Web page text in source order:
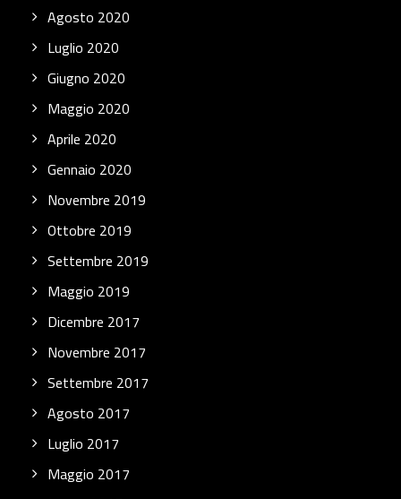
Agosto 2020
Luglio 2020
Giugno 2020
Maggio 2020
Aprile 2020
Gennaio 2020
Novembre 2019
Ottobre 2019
Settembre 2019
Maggio 2019
Dicembre 2017
Novembre 2017
Settembre 2017
Agosto 2017
Luglio 2017
Maggio 2017